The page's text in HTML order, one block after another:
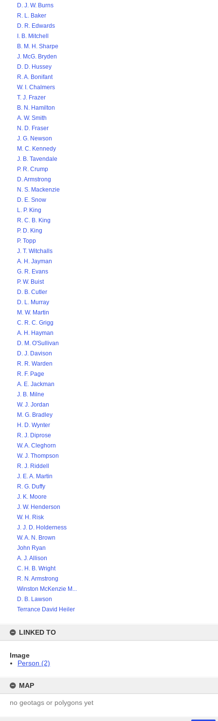
D. J. W. Burns
R. L. Baker
D. R. Edwards
I. B. Mitchell
B. M. H. Sharpe
J. McG. Bryden
D. D. Hussey
R. A. Bonifant
W. I. Chalmers
T. J. Frazer
B. N. Hamilton
A. W. Smith
N. D. Fraser
J. G. Newson
M. C. Kennedy
J. B. Tavendale
P. R. Crump
D. Armstrong
N. S. Mackenzie
D. E. Snow
L. P. King
R. C. B. King
P. D. King
P. Topp
J. T. Witchalls
A. H. Jayman
G. R. Evans
P. W. Buist
D. B. Cutler
D. L. Murray
M. W. Martin
C. R. C. Grigg
A. H. Hayman
D. M. O'Sullivan
D. J. Davison
R. R. Warden
R. F. Page
A. E. Jackman
J. B. Milne
W. J. Jordan
M. G. Bradley
H. D. Wynter
R. J. Diprose
W. A. Cleghorn
W. J. Thompson
R. J. Riddell
J. E. A. Martin
R. G. Duffy
J. K. Moore
J. W. Henderson
W. H. Risk
J. J. D. Holderness
W. A. N. Brown
John Ryan
A. J. Allison
C. H. B. Wright
R. N. Armstrong
Winston McKenzie M...
D. B. Lawson
Terrance David Heiler
LINKED TO
Image
Person (2)
MAP
no geotags or polygons yet